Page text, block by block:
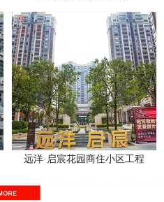
远洋·启宸花园商住小区工程